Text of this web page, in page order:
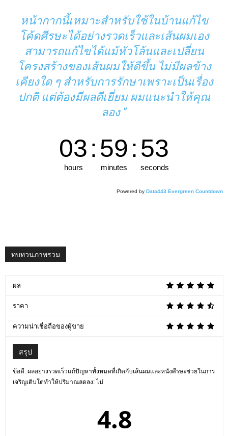
หน้ากากนี้เหมาะสำหรับใช้ในบ้านแก้ไข
โค้ดศีรษะได้อย่างรวดเร็วและเส้นผมเอง
สามารถแก้ไขได้แม้หัวโล้นและเปลี่ยน
โครงสร้างของเส้นผมให้ดีขึ้น ไม่มีผลข้าง
เคียงใด ๆ สำหรับการรักษาเพราะเป็นเรื่อง
ปกติ แต่ต้องมีผลดีเยี่ยม ผมแนะนำให้คุณ
ลอง “
03
hours
:59
minutes
:51
seconds
Powered by Data443 Evergreen Countdown
ทบทวนภาพรวม
ผล
ราคา
ความน่าเชื่อถือของผู้ขาย
สรุป
ข้อดี: ผลอย่างรวดเร็วแก้ปัญหาทั้งหมดที่เกิดกับเส้นผมและหนังศีรษะช่วยในการ
เจริญเติบโตทำให้ปริมาณลดลง: ไม่
4.8